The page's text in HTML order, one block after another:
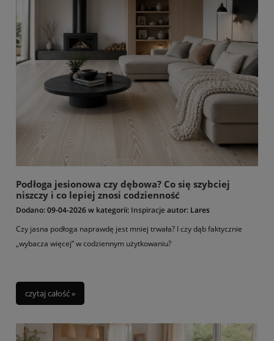
Podłoga jesionowa czy dębowa? Co się szybciej
niszczy i co lepiej znosi codzienność
Dodano:09-04-2026w kategorii: Inspiracjeautor: Lares
Czy jasna podłoga naprawdę jest mniej trwała? I czy dąb faktycznie
„wybacza więcej” w codziennym użytkowaniu?
czytaj całość »